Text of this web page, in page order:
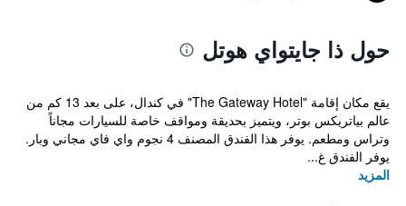
حول ذا جايتواي هوتل
يقع مكان إقامة "The Gateway Hotel" في كندال، على بعد 13 كم من
عالم بياتريكس بوتر، ويتميز بحديقة ومواقف خاصة للسيارات مجاناً
وتراس ومطعم. يوفر هذا الفندق المصنف 4 نجوم واي فاي مجاني وبار.
يوفر الفندق غ...
المزيد